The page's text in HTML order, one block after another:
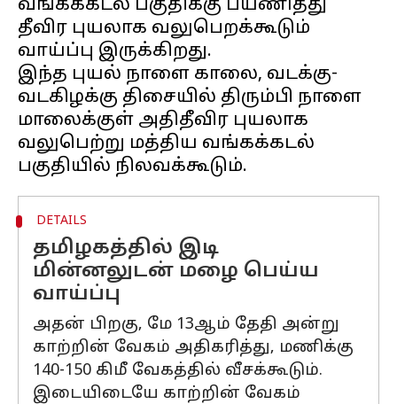
வங்கக்கடல் பகுதிக்கு பயணித்து
தீவிர புயலாக வலுபெறக்கூடும்
வாய்ப்பு இருக்கிறது.
இந்த புயல் நாளை காலை, வடக்கு-
வடகிழக்கு திசையில் திரும்பி நாளை
மாலைக்குள் அதிதீவிர புயலாக
வலுபெற்று மத்திய வங்கக்கடல்
DETAILS
தமிழகத்தில் இடி
மின்னலுடன் மழை பெய்ய
வாய்ப்பு
அதன் பிறகு, மே 13ஆம் தேதி அன்று
காற்றின் வேகம் அதிகரித்து, மணிக்கு
140-150 கிமீ வேகத்தில் வீசக்கூடும்.
இடையிடையே காற்றின் வேகம்